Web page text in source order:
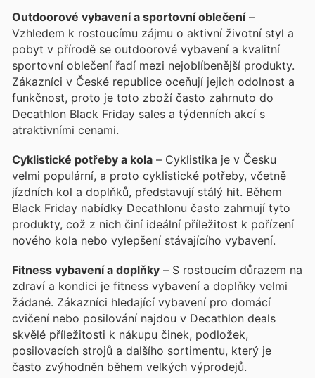
Outdoorové vybavení a sportovní oblečení–
Vzhledem k rostoucímu zájmu o aktivní životní styl a
pobyt v přírodě se outdoorové vybavení a kvalitní
sportovní oblečení řadí mezi nejoblíbenější produkty.
Zákazníci v České republice oceňují jejich odolnost a
funkčnost, proto je toto zboží často zahrnuto do
Decathlon Black Friday sales a týdenních akcí s
atraktivními cenami.
Cyklistické potřeby a kola – Cyklistika je v Česku
velmi populární, a proto cyklistické potřeby, včetně
jízdních kol a doplňků, představují stálý hit. Během
Black Friday nabídky Decathlonu často zahrnují tyto
produkty, což z nich činí ideální příležitost k pořízení
nového kola nebo vylepšení stávajícího vybavení.
Fitness vybavení a doplňky – S rostoucím důrazem na
zdraví a kondici je fitness vybavení a doplňky velmi
žádané. Zákazníci hledající vybavení pro domácí
cvičení nebo posilování najdou v Decathlon deals
skvělé příležitosti k nákupu činek, podložek,
posilovacích strojů a dalšího sortimentu, který je
často zvýhodněn během velkých výprodejů.